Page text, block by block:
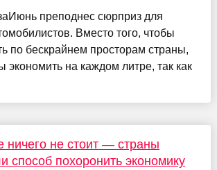
преподнес сюрприз для
Вместо того, чтобы
по бескрайнем просторам страны,
на каждом литре, так как
не стоит — страны
способ похоронить экономику